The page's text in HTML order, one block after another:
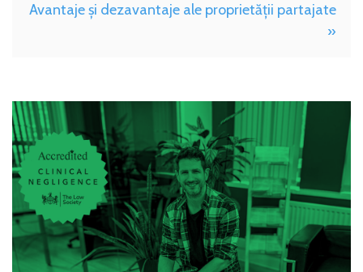
Avantaje și dezavantaje ale proprietății partajate
»